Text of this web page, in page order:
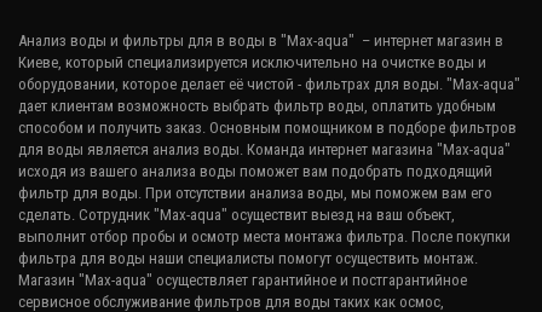
473.89₴
Мембрана обратного осмоса Organic 75 GPD
790.86₴
Постфильтр Organic Master
237.73₴
Анализ воды и фильтры для в воды в "Max-aqua" – интернет магазин в
Киеве, который специализируется исключительно на очистке воды и
оборудовании, которое делает её чистой - фильтрах для воды. "Max-aqua"
дает клиентам возможность выбрать фильтр воды, оплатить удобным
способом и получить заказ. Основным помощником в подборе фильтров
для воды является анализ воды. Команда интернет магазина "Max-aqua"
исходя из вашего анализа воды поможет вам подобрать подходящий
фильтр для воды. При отсутствии анализа воды, мы поможем вам его
сделать. Сотрудник "Max-aqua" осуществит выезд на ваш объект,
выполнит отбор пробы и осмотр места монтажа фильтра. После покупки
фильтра для воды наши специалисты помогут осуществить монтаж.
Магазин "Max-aqua" осуществляет гарантийное и постгарантийное
сервисное обслуживание фильтров для воды таких как осмос,